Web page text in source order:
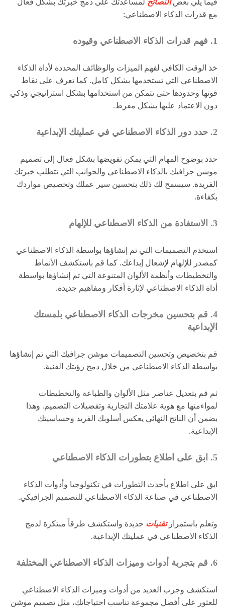
فيما يلي بعضالنصائح لمساعدتك على دمج خبرتك بشكل فعال
مع قدرات الذكاء الاصطناعي:
1. فهم قدرات الذكاء الاصطناعي وقيوده
خذ الوقت الكافي لفهم الميزات والوظائف المحددة لأداة الذكاء
الاصطناعي التي تستخدمها بشكل كامل. كما تعرف على نقاط
قوتها وحدودها حتى تتمكن من استخدامها بشكل استراتيجي وذكي
دون الاعتماد عليها بشكل مفرط.
2. حدد دور الذكاء الاصطناعي في عمليتك الإبداعية
حدد بوضوح المهام التي يمكن تفويضها بشكل فعال إلى تصميم
موشن جرافيك بالذكاء الاصطناعي والجوانب التي تتطلب خبرتك
الفريدة. سيسمح لك ذلك بتحسين سير عملك وتخصيص مواردك
بكفاءة.
3. الاستفادة من الذكاء الاصطناعي للإلهام
استخدم التصميمات التي تم إنشاؤها بواسطة الذكاء الاصطناعي
كمصدر للإلهام لإشعال إبداعك. كما قم باستكشف الأنماط
والتخطيطات وأنظمة الألوان المتنوعة التي تم إنشاؤها بواسطة
أداة الذكاء الاصطناعي لإثارة أفكار ومفاهيم جديدة.
4. قم بتحسين مخرجات الذكاء الاصطناعي بلمستك
الإبداعية
قم بتخصيص وتحسين التصميمات موشن جرافيك التي تم إنشاؤها
بواسطة الذكاء الاصطناعي من خلال دمج رؤيتك الفنية.
ثم قم بتعديل عناصر مثل الألوان والطباعة والتخطيطات
لمواءمتها مع هوية علامتك التجارية وتفضيلات التصميم. وهذا
يضمن أن الناتج النهائي يعكس أسلوبك الفريد وحساسيتك
الإبداعية.
5. ابق على اطلاع بتطورات الذكاء الاصطناعي
ابق على اطلاع بأحدث التطورات في تكنولوجيا وأدوات الذكاء
الاصطناعي في صناعة الذكاء الاصطناعي للتصميم الجرافيكي.
وتعلم باستمرارتقنيات جديدة واستكشف طرقاً مبتكرة لدمج
الذكاء الاصطناعي في عمليتك الإبداعية.
6. قم بتجربة أدوات وميزات الذكاء الاصطناعي المختلفة
استكشف وجرب العديد من أدوات وميزات الذكاء الاصطناعي
للعثور على أفضل مجموعة تناسب احتياجاتك، مثل تصميم موشن